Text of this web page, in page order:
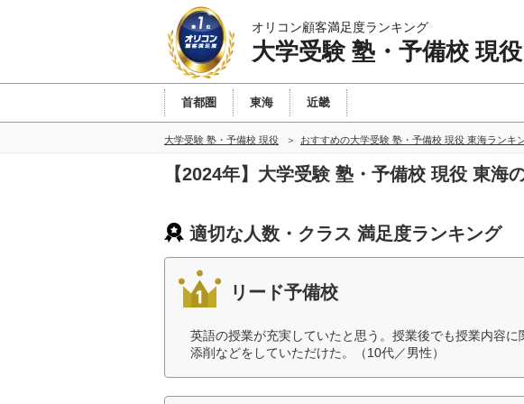
オリコン顧客満足度ランキング
大学受験 塾・予備校 現
首都圏 東海 近畿
大学受験 塾・予備校 現役 おすすめの大学受験 塾・予備校 現役 東海ランキ
【2024年】大学受験 塾・予備校 現役 東
適切な人数・クラス 満足度ランキング
リード予備校
英語の授業が充実していたと思う。授業後でも授業内容
添削などをしていただけた。（10代／男性）